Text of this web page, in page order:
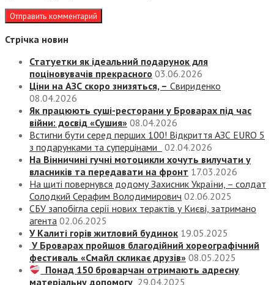
Стрічка новин
Статуетки як ідеальний подарунок для
поціновувачів прекрасного 03.06.2026
Ціни на АЗС скоро знизяться, – Свириденко
08.04.2026
Як працюють суші-ресторани у Броварах під час
війни: досвід «Сушия» 08.04.2026
Встигни бути серед перших 100! Відкриття АЗС EURO 5
з подарунками та суперцінами
02.04.2026
На Вінничині гучні мотоцикли хочуть вилучати у
власників та передавати на фронт 17.03.2026
На щиті повернувся додому Захисник України, – солдат
Солодкий Серафим Володимирович 02.06.2025
СБУ запобігла серії нових терактів у Києві, затримано
агента 02.06.2025
У Калиті горів житловий будинок 19.05.2025
У Броварах пройшов благодійний хореографічний
фестиваль «Смайл скликає друзів» 08.05.2025
Понад 150 броварчан отримають адресну
матеріальну допомогу 29.04.2025